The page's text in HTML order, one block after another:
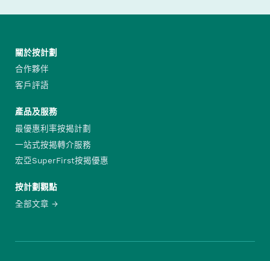
關於按計劃
合作夥伴
客戶評語
產品及服務
最優惠利率按揭計劃
一站式按揭轉介服務
宏亞SuperFirst按揭優惠
按計劃觀點
全部文章